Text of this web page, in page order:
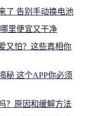
了 告别手动换电池
里便宜又干净
又怕？这些真相你
秘 这个APP你必须
？原因和缓解方法